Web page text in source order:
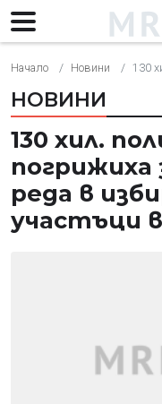
Начало Новини 130 хил.
НОВИНИ
130 хил.
погрижиха
реда в
участъци